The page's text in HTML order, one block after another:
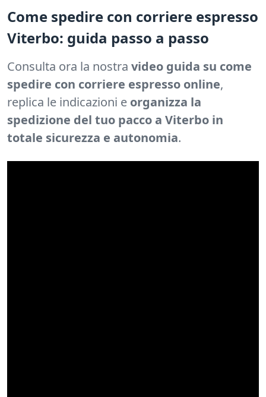
Come spedire con corriere espresso
Viterbo: guida passo a passo
Consulta ora la nostra video guida su come
spedire con corriere espresso online,
replica le indicazioni e organizza la
spedizione del tuo pacco a Viterbo in
totale sicurezza e autonomia.